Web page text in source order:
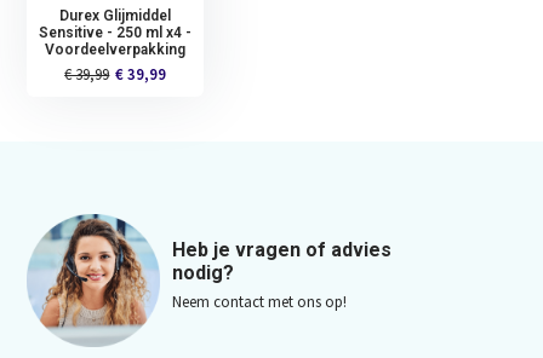
Durex Glijmiddel
Sensitive - 250 ml x4 -
Voordeelverpakking
€ 39,99 € 39,99
Heb je vragen of advies
nodig?
Neem contact met ons op!